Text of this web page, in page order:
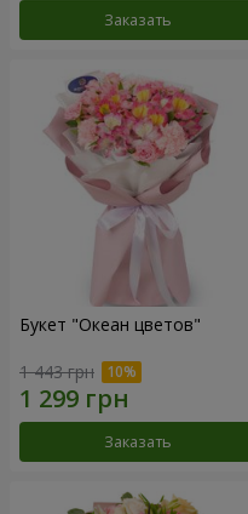
Заказать
Букет "Океан цветов"
1 443 грн
Заказать